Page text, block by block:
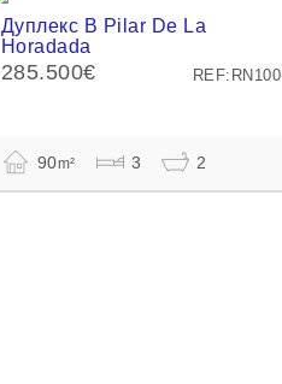
Дуплекс В Pilar De La
Horadada
REF:RN100
285.500€
90m² 3 2